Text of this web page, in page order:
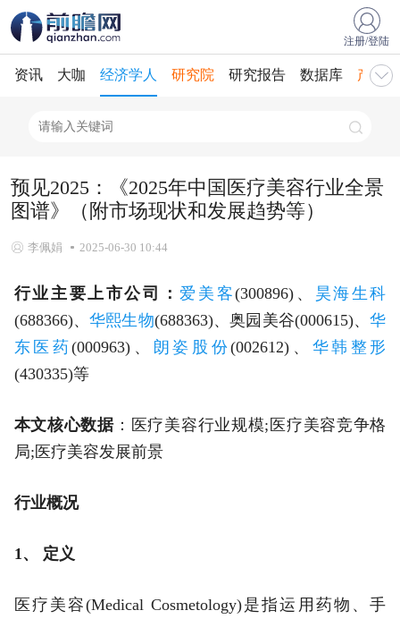
注册/登陆
资讯 大咖 经济学人 研究院 研究报告 数据库 产业
预见2025：《2025年中国医疗美容行业全景
图谱》（附市场现状和发展趋势等）
李佩娟 2025-06-30 10:44
行业主要上市公司： 爱美客(300896)、 昊海生科
(688366)、 华熙生物(688363)、奥园美谷(000615)、华
东医药(000963)、 朗姿股份(002612)、 华韩整形
(430335)等
本文核心数据：医疗美容行业规模;医疗美容竞争格
局;医疗美容发展前景
行业概况
1、 定义
医疗美容(Medical Cosmetology)是指运用药物、手